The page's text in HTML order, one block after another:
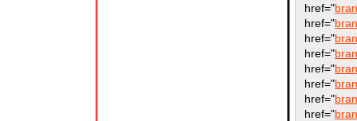
href="
href="
href="
href="
href="
href="
href="
href="